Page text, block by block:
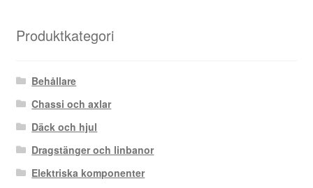
Produktkategori
Behållare
Chassi och axlar
Däck och hjul
Dragstänger och linbanor
Elektriska komponenter